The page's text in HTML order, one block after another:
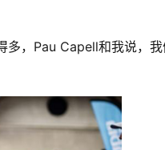
多，Pau Capell和我说，